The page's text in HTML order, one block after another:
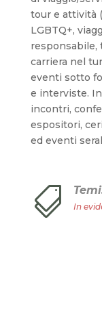
tour e attività
LGBTQ+,
responsabile,
carriera nel
eventi sotto
e interviste.
incontri,
espositori,
ed eventi
 In